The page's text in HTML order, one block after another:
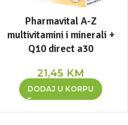
Pharmavital A-Z
multivitamini i minerali +
Q10 direct a30
21,45 KM
DODAJ U KORPU